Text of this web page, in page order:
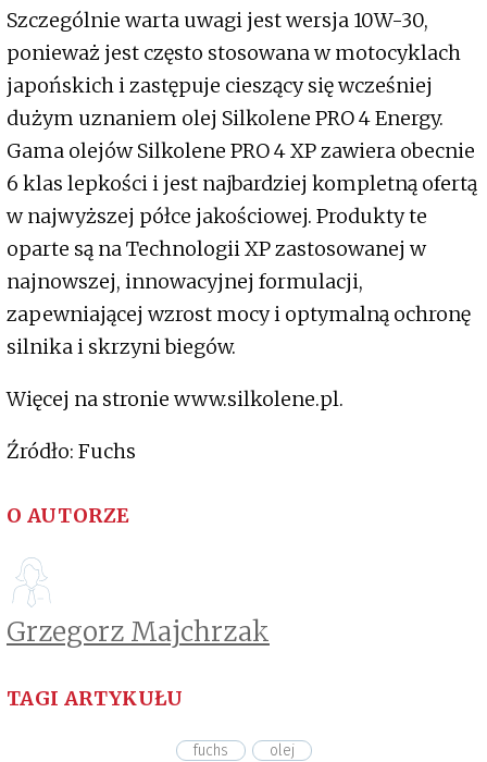
Szczególnie warta uwagi jest wersja 10W-30,
ponieważ jest często stosowana w motocyklach
japońskich i zastępuje cieszący się wcześniej
dużym uznaniem olej Silkolene PRO 4 Energy.
Gama olejów Silkolene PRO 4 XP zawiera obecnie
6 klas lepkości i jest najbardziej kompletną ofertą
w najwyższej półce jakościowej. Produkty te
oparte są na Technologii XP zastosowanej w
najnowszej, innowacyjnej formulacji,
zapewniającej wzrost mocy i optymalną ochronę
silnika i skrzyni biegów.
Więcej na stronie www.silkolene.pl.
Źródło: Fuchs
O AUTORZE
Grzegorz Majchrzak
TAGI ARTYKUŁU
fuchs olej